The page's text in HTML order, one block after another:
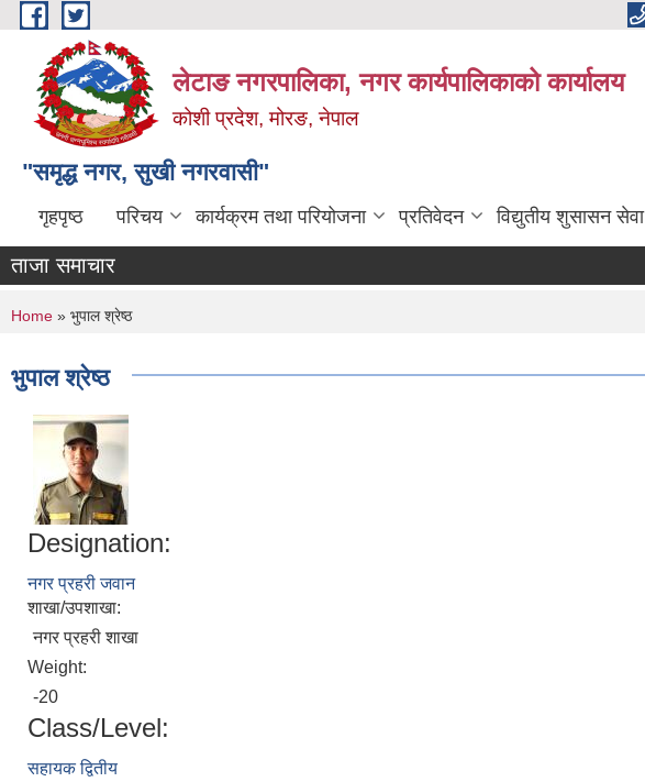
Skip to main content
लेटाङ नगरपालिका, नगर कार्यपालिकाको कार्यालय
कोशी प्रदेश, मोरङ, नेपाल
"समृद्ध नगर, सुखी नगरवासी"
गृहपृष्ठ परिचय कार्यक्रम तथा परियोजना प्रतिवेदन विद्युतीय शुसासन सेवा
ताजा समाचार
You are here
Home » भुपाल श्रेष्ठ
भुपाल श्रेष्ठ
Designation:
नगर प्रहरी जवान
शाखा/उपशाखा:
नगर प्रहरी शाखा
Weight:
-20
Class/Level:
सहायक द्वितीय